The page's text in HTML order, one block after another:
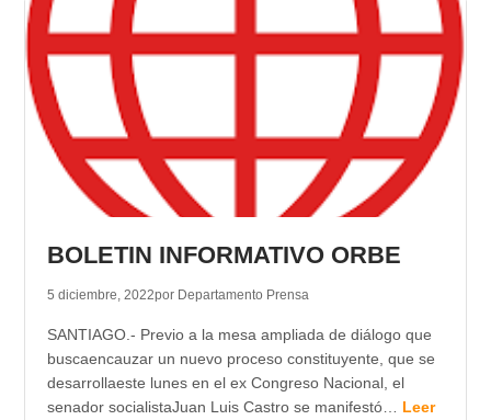
BOLETIN INFORMATIVO ORBE
5 diciembre, 2022por Departamento Prensa
SANTIAGO.- Previo a la mesa ampliada de diálogo que
buscaencauzar un nuevo proceso constituyente, que se
desarrollaeste lunes en el ex Congreso Nacional, el
senador socialistaJuan Luis Castro se manifestó… Leer